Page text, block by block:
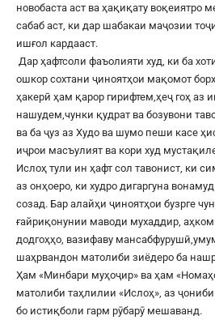
новобаста аст ва ҳақиқату воқеиятро
сабаб аст, ки дар шабакаи маҷозии
ишғол кардааст.
Дар ҳафтсоли фаъолияти худ, ки ба
ошкор сохтани ҷиноятҳои мақомот
ҳакерӣ ҳам қарор гирифтем,ҳеҷ гоҳ аз
нашудем,чунки қудрат ва бозувони
ва ба ҷуз аз Худо ва шумо пеши касе
иҷрои масъулият ва кори худ
Ислоҳ тули ин ҳафт сол тавонист, ки
аз онҳоеро, ки худро дигаргуна
созад. Бар алайҳи ҷиноятҳои бузрге
ғайриқонунии маводи мухаддир,
додгоҳҳо, вазифаву
шаҳрвандон матолиби зиёдеро ба
Ҳам «Минбари муҳоҷир» ва ҳам
матолиби таҳлилии «Ислоҳ», аз
бо истиқболи гарм рӯбарӯ мешаванд.